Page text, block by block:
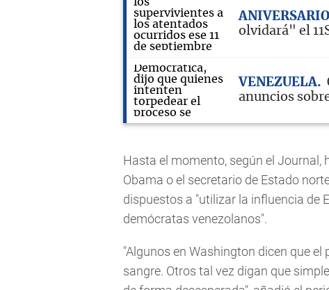
ANIVERSARIO
olvidará" el
VENEZUELA
anuncios
Hasta el momento, según el Journal,
Obama o el secretario de Estado
dispuestos a "utilizar la influencia de
demócratas venezolanos".
"Algunos en Washington dicen que
sangre. Otros tal vez digan que